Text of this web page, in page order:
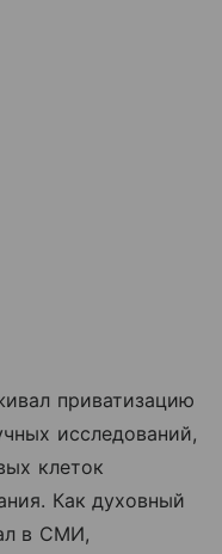
приватизацию
исследований,
клеток
Как духовный
в СМИ,